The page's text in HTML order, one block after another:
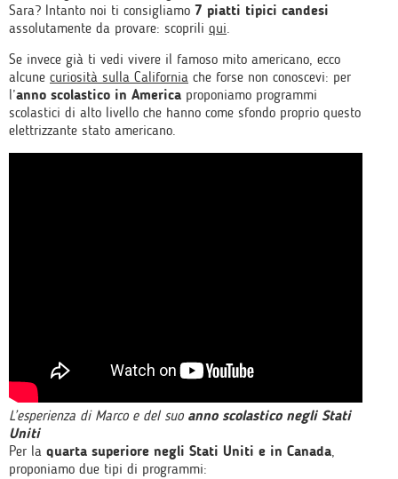
Sara? Intanto noi ti consigliamo 7 piatti tipici candesi
assolutamente da provare: scoprili qui
Se invece già ti vedi vivere il famoso mito americano, ecco
alcune curiosità sulla California che forse non conoscevi: per
l’anno scolastico in America proponiamo programmi
scolastici di alto livello che hanno come sfondo proprio questo
elettrizzante stato americano.
L’esperienza di Marco e del suo anno scolastico negli Stati
Uniti
Per la quarta superiore negli Stati Uniti e in Canada
proponiamo due tipi di programmi: